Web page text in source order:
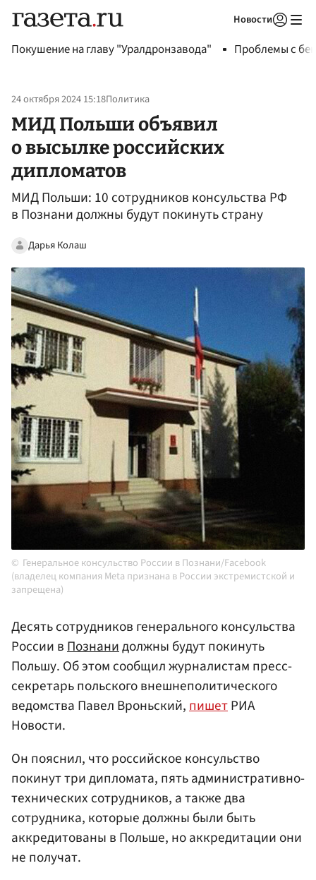
Новости
Покушение на главу "Уралдронзавода" Проблемы с
24 октября 2024 15:18Политика
МИД Польши объявил
о высылке российских
дипломатов
МИД Польши: 10 сотрудников консульства РФ
в Познани должны будут покинуть страну
Дарья Колаш
Генеральное консульство России в Познани/Facebook
(владелец компания Meta признана в России экстремистской и
запрещена)
Десять сотрудников генерального консульства
России вПознанидолжны будут покинуть
Польшу. Об этом сообщил журналистам пресс-
секретарь польского внешнеполитического
ведомства Павел Вроньский,пишетРИА
Новости.
Он пояснил, что российское консульство
покинут три дипломата, пять административно-
технических сотрудников, а также два
сотрудника, которые должны были быть
аккредитованы в Польше, но аккредитации они
не получат.